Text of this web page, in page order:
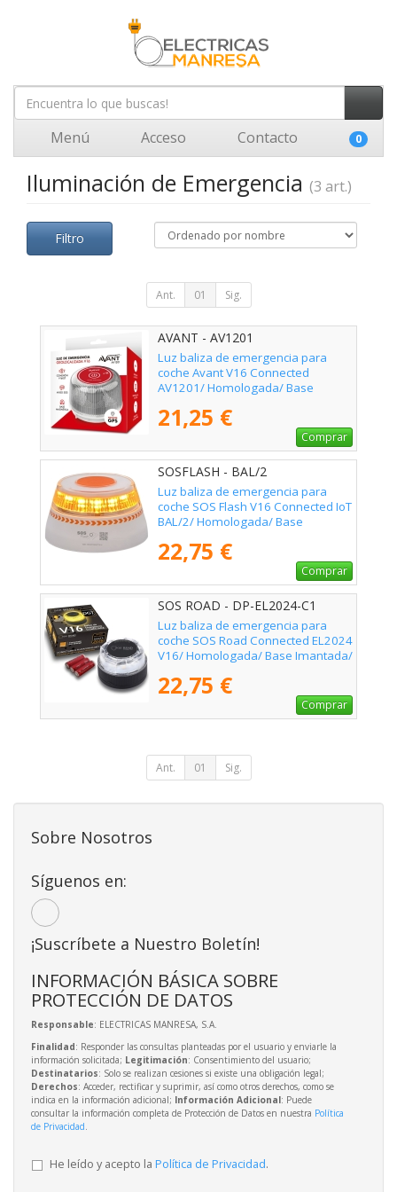
Menú Acceso Contacto 0
Iluminación de Emergencia (3 art.)
Filtro
Ant. 01 Sig.
AVANT - AV1201
Luz baliza de emergencia para
coche Avant V16 Connected
AV1201/ Homologada/ Base
Funciona a Pilas
21,25 €
Comprar
SOSFLASH - BAL/2
Luz baliza de emergencia para
coche SOS Flash V16 Connected IoT
BAL/2/ Homologada/ Base
Funciona a Pilas
22,75 €
Comprar
SOS ROAD - DP-EL2024-C1
Luz baliza de emergencia para
coche SOS Road Connected EL2024
V16/ Homologada/ Base Imantada/
22,75 €
Comprar
Ant. 01 Sig.
Sobre Nosotros
Síguenos en:
¡Suscríbete a Nuestro Boletín!
INFORMACIÓN BÁSICA SOBRE
PROTECCIÓN DE DATOS
Responsable: ELECTRICAS MANRESA, S.A.
Finalidad: Responder las consultas planteadas por el usuario y enviarle la
información solicitada; Legitimación: Consentimiento del usuario;
Destinatarios: Solo se realizan cesiones si existe una obligación legal;
Derechos: Acceder, rectificar y suprimir, así como otros derechos, como se
indica en la información adicional; Información Adicional: Puede
consultar la información completa de Protección de Datos en nuestra Política
de Privacidad.
He leído y acepto la Política de Privacidad.